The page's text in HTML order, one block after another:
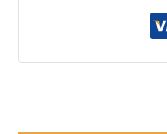
600x600x45